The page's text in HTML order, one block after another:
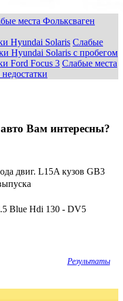
места Фольксваген
Слабые
Hyundai Solaris с пробегом
Слабые места
Вам интересны?
двиг. L15A кузов GB3
Blue Hdi 130 - DV5
Результаты